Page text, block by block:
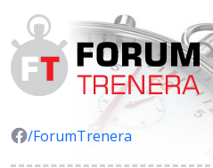
/ForumTrenera